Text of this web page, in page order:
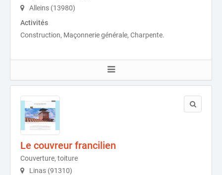
Alleins (13980)
Activités
Construction, Maçonnerie générale, Charpente.
Le couvreur francilien
Couverture, toiture
Linas (91310)